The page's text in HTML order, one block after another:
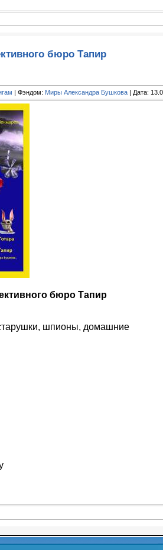
бюро Тапир
| Фэндом: Миры Александра Бушкова | Дата:
бюро Тапир
шпионы, домашние